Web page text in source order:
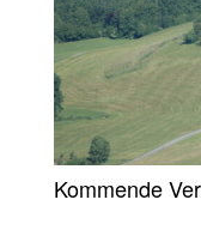
Kommende